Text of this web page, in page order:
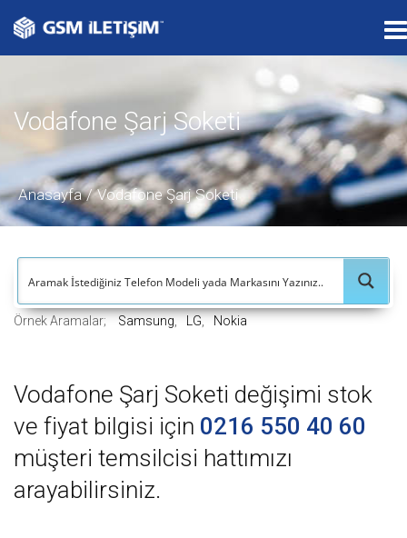
T
o
g
l
e
n
a
Vodafone Şarj Soketi
Anasayfa Vodafone Şarj Soketi
Örnek Aramalar; Samsung LG Nokia
Vodafone Şarj Soketi değişimi stok
ve fiyat bilgisi için 0216 550 40 60
müşteri temsilcisi hattımızı
arayabilirsiniz.